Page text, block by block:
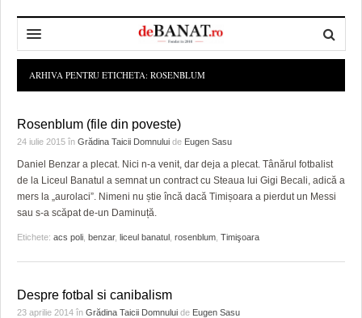
REDACȚIA DEBANAT
POLITICA DE COOKIES
POLITICA DE CONFIDENȚIALITATE
PRIMĂRIA TIMIŞOARA
CONSILIUL JUDEŢEAN TIMIŞ
PREFECTURA TIMIŞ
POLITICA
SPORT
POLI TIMISOARA
FOTBAL JUDETEAN
ALTE SPORTURI
OPINII
DOSARELE DEBANAT
ETICA LUCIDITĂȚII ASISTATE
JURNAL DE CAMPANIE
TIMP LIBER ȘI CULTURĂ
TIMP LIBER
ULTRAMARIN VA RECOMANDA
ECONOMIC
AFACERI
SĂNĂTATE
ARHIVA PENTRU ETICHETA: ROSENBLUM
Rosenblum (file din poveste)
24 iulie 2015 în Grădina Taicii Domnului de Eugen Sasu
Daniel Benzar a plecat. Nici n-a venit, dar deja a plecat. Tânărul fotbalist
de la Liceul Banatul a semnat un contract cu Steaua lui Gigi Becali, adică a
mers la „aurolaci”. Nimeni nu știe încă dacă Timișoara a pierdut un Messi
sau s-a scăpat de-un Daminuță.
Etichete: acs poli benzar, liceul banatul rosenblum Timişoara
Despre fotbal si canibalism
23 aprilie 2014 în Grădina Taicii Domnului de Eugen Sasu